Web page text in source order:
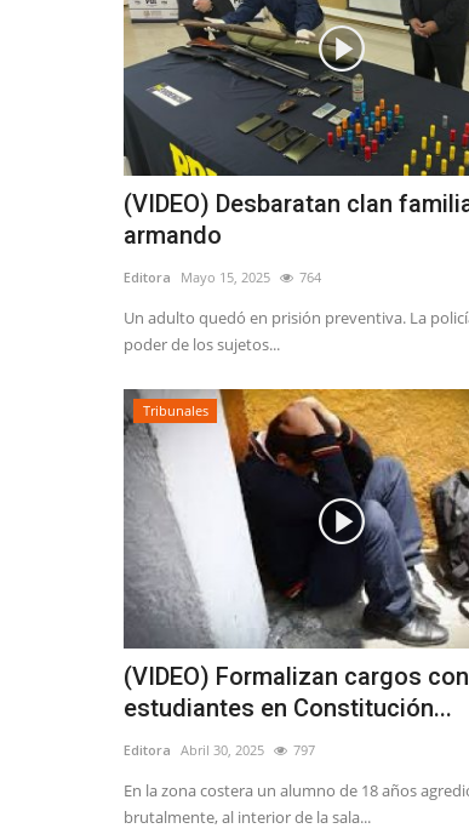
(VIDEO) Desbaratan clan
armando
Editora Mayo 15, 2025 764
Un adulto quedó en prisión preventiva. La
poder de los sujetos...
Tribunales
(VIDEO) Formalizan cargos
estudiantes en Constitución...
Editora Abril 30, 2025 797
En la zona costera un alumno de 18 años
brutalmente, al interior de la sala...
Policial
(AUDIO) Persona mayor
estado grave a raíz...
Editora Mayo 28, 2026 1244
Ayer, a eso de las 18:00 horas, los
debieron atender dos siniestros...